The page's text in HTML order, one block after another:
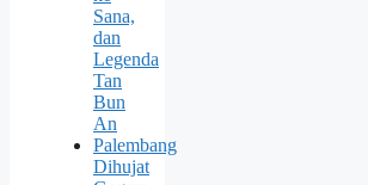
Sana,
dan
Legenda
Tan
Bun
An
Palembang
Dihujat